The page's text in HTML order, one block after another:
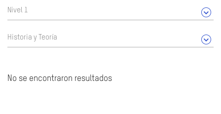
Nivel 1
Historia y Teoría
No se encontraron resultados